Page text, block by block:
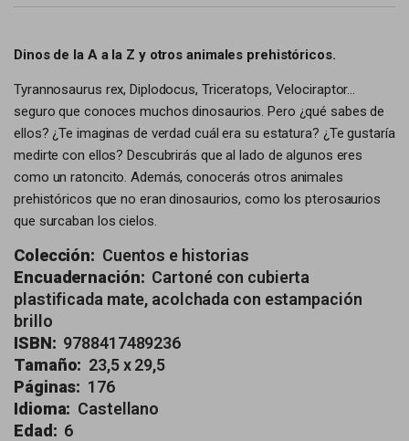
Dinos de la A a la Z y otros animales prehistóricos.
Tyrannosaurus rex, Diplodocus, Triceratops, Velociraptor...
seguro que conoces muchos dinosaurios. Pero ¿qué sabes de
ellos? ¿Te imaginas de verdad cuál era su estatura? ¿Te gustaría
medirte con ellos? Descubrirás que al lado de algunos eres
como un ratoncito. Además, conocerás otros animales
prehistóricos que no eran dinosaurios, como los pterosaurios
que surcaban los cielos.
Colección: Cuentos e historias
Encuadernación: Cartoné con cubierta
plastificada mate, acolchada con estampación
brillo
ISBN: 9788417489236
Tamaño: 23,5 x 29,5
Páginas: 176
Idioma: Castellano
Edad: 6